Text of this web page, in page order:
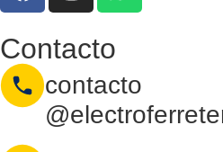
Contacto
contacto